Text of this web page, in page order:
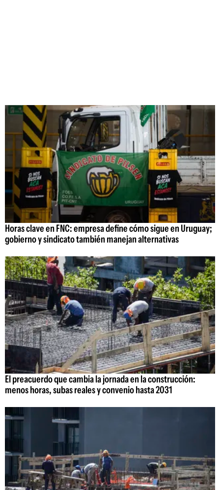
Horas clave en FNC: empresa define cómo sigue en Uruguay;
gobierno y sindicato también manejan alternativas
El preacuerdo que cambia la jornada en la construcción:
menos horas, subas reales y convenio hasta 2031